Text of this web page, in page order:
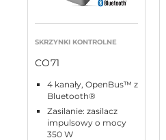
SKRZYNKI KONTROLNE
CO71
4 kanały, OpenBus™ z
Bluetooth®
Zasilanie: zasilacz
impulsowy o mocy
350 W